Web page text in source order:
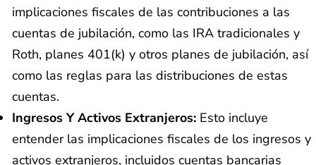
implicaciones fiscales de las contribuciones a las
cuentas de jubilación, como las IRA tradicionales y
Roth, planes 401(k) y otros planes de jubilación, así
como las reglas para las distribuciones de estas
cuentas.
Ingresos Y Activos Extranjeros: Esto incluye
entender las implicaciones fiscales de los ingresos y
activos extranjeros, incluidos cuentas bancarias